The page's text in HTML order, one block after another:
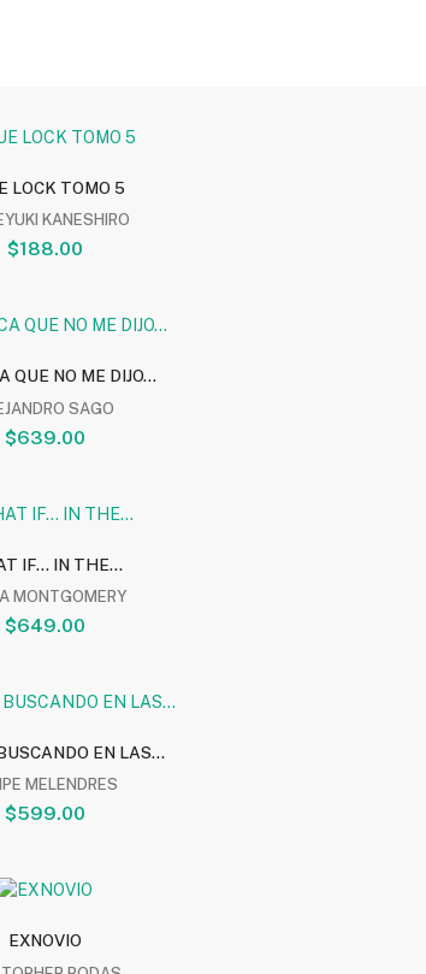
LOCK TOMO 5
KANESHIRO
$188.00
QUE NO ME DIJO...
SAGO
$639.00
IF... IN THE...
MONTGOMERY
$649.00
EN LAS...
MELENDRES
$599.00
EXNOVIO